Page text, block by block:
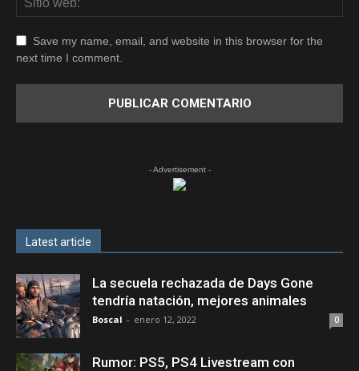
Save my name, email, and website in this browser for the
next time I comment.
- Advertisement -
Latest article
La secuela rechazada de Days Gone
tendría natación, mejores animales
Boscal - enero 12, 2022 0
Rumor: PS5, PS4 Livestream con